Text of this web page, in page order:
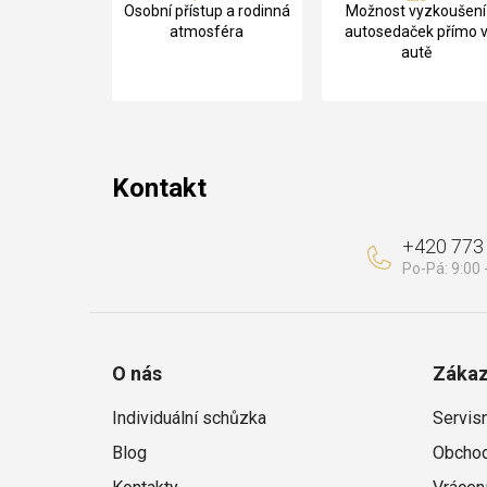
Osobní přístup a rodinná
atmosféra
Možnost vyzkoušení
autosedaček přímo v
autě
Kontakt
+420
O nás
Individuální schůzka
Blog